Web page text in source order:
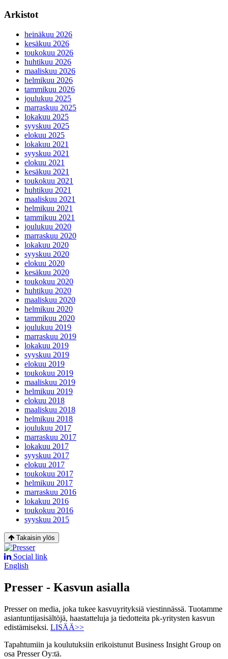
Arkistot
heinäkuu 2026
kesäkuu 2026
toukokuu 2026
huhtikuu 2026
maaliskuu 2026
helmikuu 2026
tammikuu 2026
joulukuu 2025
marraskuu 2025
lokakuu 2025
syyskuu 2025
elokuu 2025
lokakuu 2021
syyskuu 2021
elokuu 2021
kesäkuu 2021
toukokuu 2021
huhtikuu 2021
maaliskuu 2021
helmikuu 2021
tammikuu 2021
joulukuu 2020
marraskuu 2020
lokakuu 2020
syyskuu 2020
elokuu 2020
kesäkuu 2020
toukokuu 2020
huhtikuu 2020
maaliskuu 2020
helmikuu 2020
tammikuu 2020
joulukuu 2019
marraskuu 2019
lokakuu 2019
syyskuu 2019
elokuu 2019
toukokuu 2019
maaliskuu 2019
helmikuu 2019
elokuu 2018
maaliskuu 2018
helmikuu 2018
joulukuu 2017
marraskuu 2017
lokakuu 2017
syyskuu 2017
elokuu 2017
toukokuu 2017
helmikuu 2017
marraskuu 2016
lokakuu 2016
toukokuu 2016
syyskuu 2015
Takaisin ylös
Social link
English
Presser - Kasvun asialla
Presser on media, joka tukee kasvuyrityksiä viestinnässä. Tuotamme
asiantuntijasisältöjä, haastatteluja ja tiedotteita pk-yritysten kasvun
edistämiseksi. LISÄÄ>>
Tapahtumiin ja koulutuksiin erikoistunut Business Insight Group on
osa Presser Oy:tä.